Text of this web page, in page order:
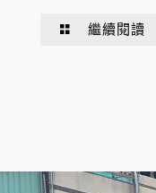
繼續閱讀